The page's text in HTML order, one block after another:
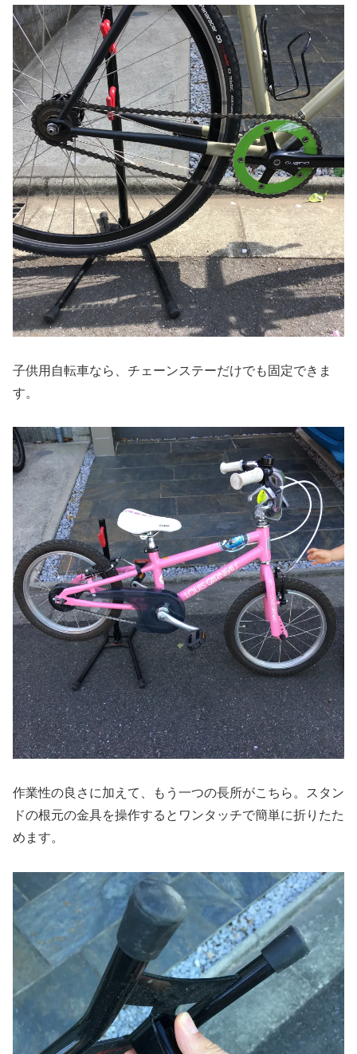
子供用自転車なら、チェーンステーだけでも固定できま
す。
作業性の良さに加えて、もう一つの長所がこちら。スタン
ドの根元の金具を操作するとワンタッチで簡単に折りたた
めます。